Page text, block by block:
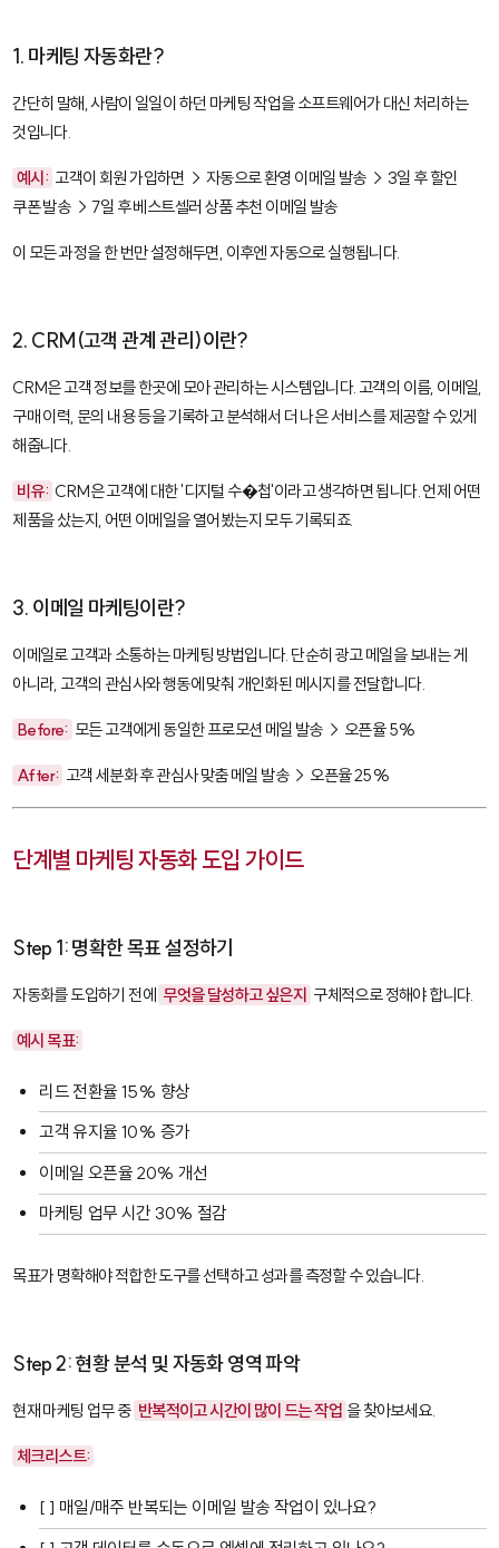
1. 마케팅 자동화란?
간단히 말해, 사람이 일일이 하던 마케팅 작업을 소프트웨어가 대신 처리하는
것입니다.
예시: 고객이 회원 가입하면 → 자동으로 환영 이메일 발송 → 3일 후 할인
쿠폰 발송 → 7일 후 베스트셀러 상품 추천 이메일 발송
이 모든 과정을 한 번만 설정해두면, 이후엔 자동으로 실행됩니다.
2. CRM(고객 관계 관리)이란?
CRM은 고객 정보를 한곳에 모아 관리하는 시스템입니다. 고객의 이름, 이메일,
구매 이력, 문의 내용 등을 기록하고 분석해서 더 나은 서비스를 제공할 수 있게
해줍니다.
비유: CRM은 고객에 대한 '디지털 수�첩'이라고 생각하면 됩니다. 언제 어떤
제품을 샀는지, 어떤 이메일을 열어봤는지 모두 기록되죠.
3. 이메일 마케팅이란?
이메일로 고객과 소통하는 마케팅 방법입니다. 단순히 광고 메일을 보내는 게
아니라, 고객의 관심사와 행동에 맞춰 개인화된 메시지를 전달합니다.
Before: 모든 고객에게 동일한 프로모션 메일 발송 → 오픈율 5%
After: 고객 세분화 후 관심사 맞춤 메일 발송 → 오픈율 25%
단계별 마케팅 자동화 도입 가이드
Step 1: 명확한 목표 설정하기
자동화를 도입하기 전에 무엇을 달성하고 싶은지 구체적으로 정해야 합니다.
예시 목표:
리드 전환율 15% 향상
고객 유지율 10% 증가
이메일 오픈율 20% 개선
마케팅 업무 시간 30% 절감
목표가 명확해야 적합한 도구를 선택하고 성과를 측정할 수 있습니다.
Step 2: 현황 분석 및 자동화 영역 파악
현재 마케팅 업무 중 반복적이고 시간이 많이 드는 작업 을 찾아보세요.
체크리스트:
[ ] 매일/매주 반복되는 이메일 발송 작업이 있나요?